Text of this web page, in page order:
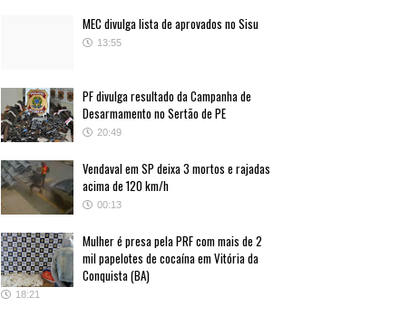
MEC divulga lista de aprovados no Sisu
13:55
PF divulga resultado da Campanha de
Desarmamento no Sertão de PE
20:49
Vendaval em SP deixa 3 mortos e rajadas
acima de 120 km/h
00:13
Mulher é presa pela PRF com mais de 2
mil papelotes de cocaína em Vitória da
Conquista (BA)
18:21